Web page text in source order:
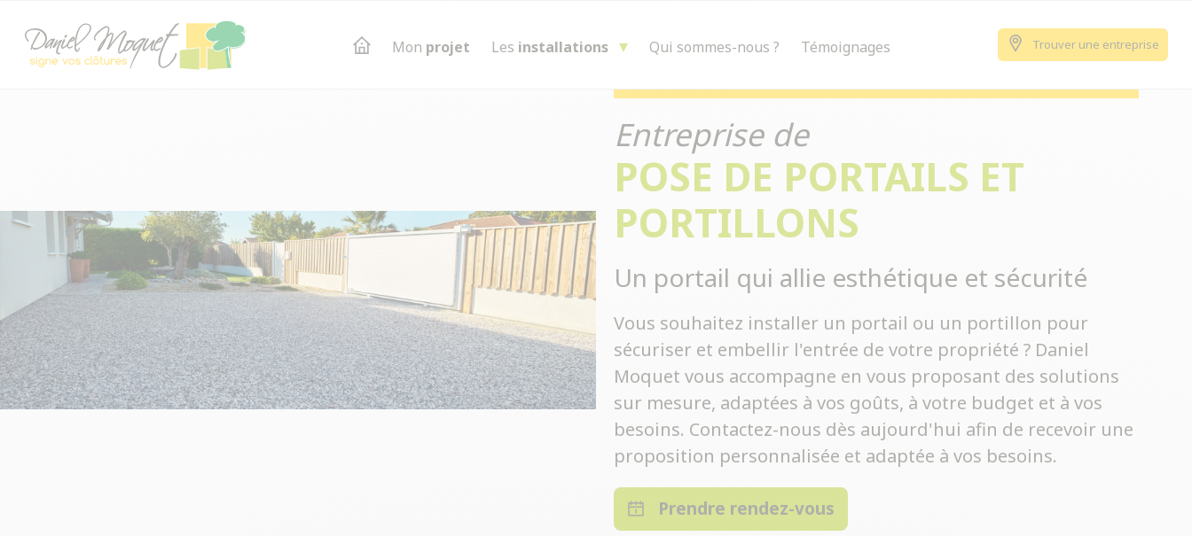
Mon projet Les installations Qui sommes-nous ? Témoignages Trouver une entreprise
Entreprise de
POSE DE PORTAILS ET
PORTILLONS
Un portail qui allie esthétique et sécurité
Vous souhaitez installer un portail ou un portillon pour
sécuriser et embellir l'entrée de votre propriété ? Daniel
Moquet vous accompagne en vous proposant des solutions
sur mesure, adaptées à vos goûts, à votre budget et à vos
besoins. Contactez-nous dès aujourd'hui afin de recevoir une
proposition personnalisée et adaptée à vos besoins.
Prendre rendez-vous